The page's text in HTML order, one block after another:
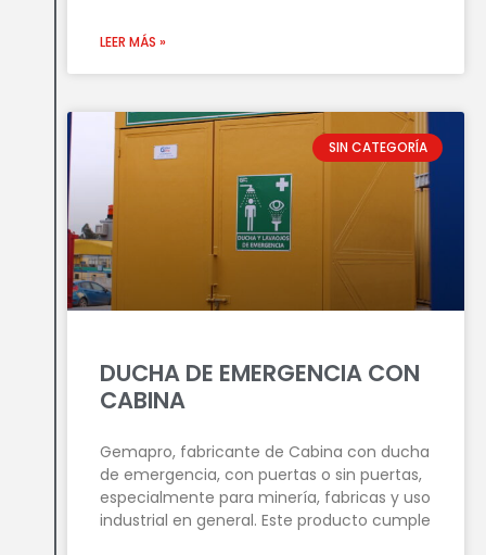
LEER MÁS »
SIN CATEGORÍA
DUCHA DE EMERGENCIA CON
CABINA
Gemapro, fabricante de Cabina con ducha
de emergencia, con puertas o sin puertas,
especialmente para minería, fabricas y uso
industrial en general. Este producto cumple